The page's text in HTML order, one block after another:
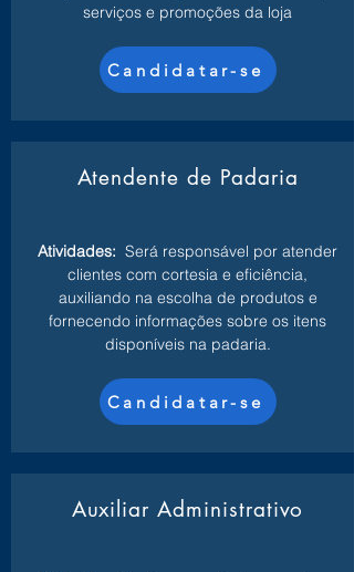
serviços e promoções da loja
Candidatar-se
Atendente de Padaria
Atividades: Será responsável por atender
clientes com cortesia e eficiência,
auxiliando na escolha de produtos e
fornecendo informações sobre os itens
disponíveis na padaria.
Candidatar-se
Auxiliar Administrativo